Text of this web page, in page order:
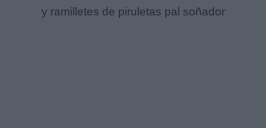
y ramilletes de piruletas pal soñador